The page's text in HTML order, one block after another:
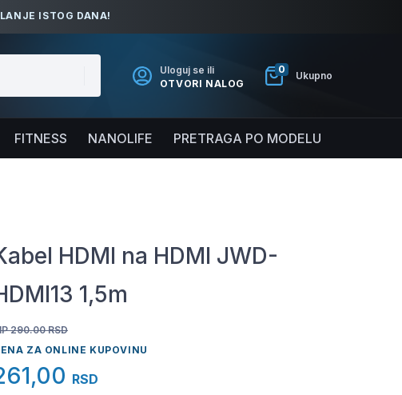
ISTOG DANA!
Uloguj se ili
OTVORI NALOG
0
Ukupno
FITNESS NANOLIFE PRETRAGA PO MODELU
HDMI na HDMI JWD-
1,5m
290.00RSD
ZA ONLINE KUPOVINU
RSD